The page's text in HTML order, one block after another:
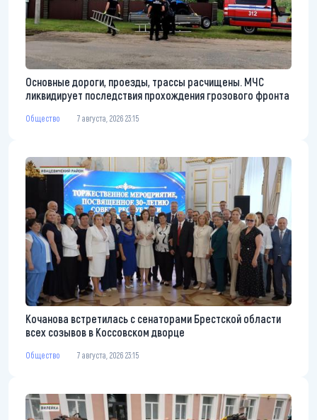
Основные дороги, проезды, трассы расчищены. МЧС
ликвидирует последствия прохождения грозового фронта
Общество 7 августа, 2026 23:15
Кочанова встретилась с сенаторами Брестской области
всех созывов в Коссовском дворце
Общество 7 августа, 2026 23:15